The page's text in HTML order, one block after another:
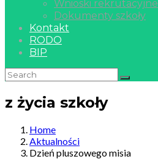
Wnioski rekrutacyjne
Dokumenty szkoły
Kontakt
RODO
BIP
z życia szkoły
Home
Aktualności
Dzień pluszowego misia